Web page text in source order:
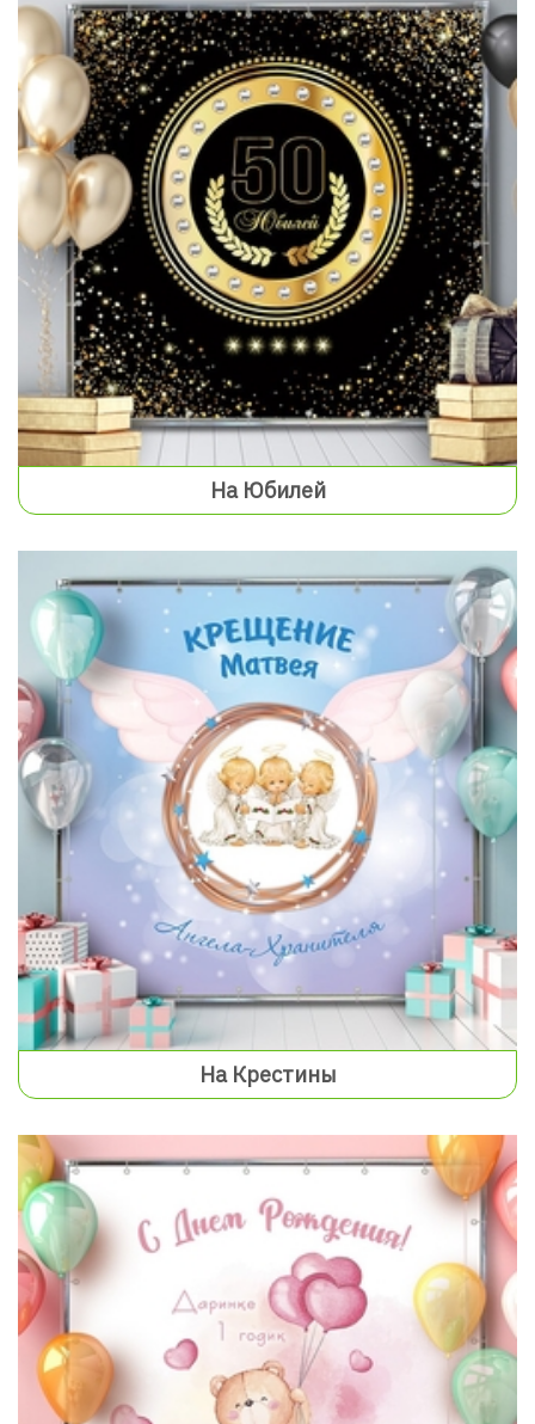
На Юбилей
На Крестины